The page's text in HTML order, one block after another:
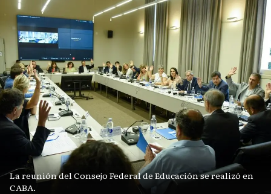
La reunión del Consejo Federal de Educación se realizó en
CABA.